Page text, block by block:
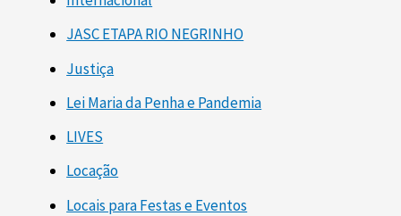
JASC ETAPA RIO NEGRINHO
Justiça
Lei Maria da Penha e Pandemia
LIVES
Locação
Locais para Festas e Eventos